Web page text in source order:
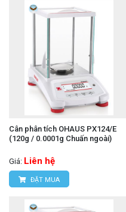
Cân phân tích OHAUS PX124/E
(120g / 0.0001g Chuấn ngoài)
Giá: Liên hệ
ĐẶT MUA